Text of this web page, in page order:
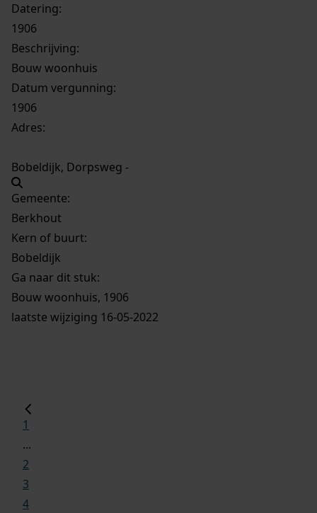
Datering:
1906
Beschrijving:
Bouw woonhuis
Datum vergunning:
1906
Adres:
Bobeldijk, Dorpsweg -
Gemeente:
Berkhout
Kern of buurt:
Bobeldijk
Ga naar dit stuk:
Bouw woonhuis, 1906
laatste wijziging 16-05-2022
1
...
2
3
4